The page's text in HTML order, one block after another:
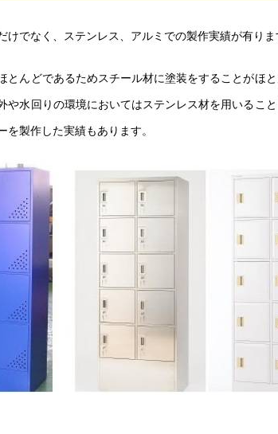
けでなく、ステンレス、アルミでの製作実績が有りま
とんどであるためスチール材に塗装をすることがほ
や水回りの環境においてはステンレス材を用いるこ
を製作した実績もあります。